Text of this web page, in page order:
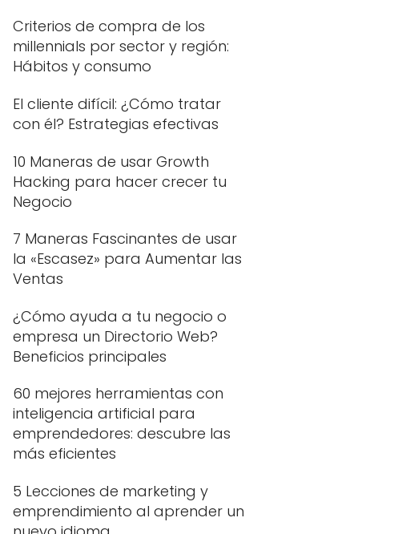
Criterios de compra de los
millennials por sector y región:
Hábitos y consumo
El cliente difícil: ¿Cómo tratar
con él? Estrategias efectivas
10 Maneras de usar Growth
Hacking para hacer crecer tu
Negocio
7 Maneras Fascinantes de usar
la «Escasez» para Aumentar las
Ventas
¿Cómo ayuda a tu negocio o
empresa un Directorio Web?
Beneficios principales
60 mejores herramientas con
inteligencia artificial para
emprendedores: descubre las
más eficientes
5 Lecciones de marketing y
emprendimiento al aprender un